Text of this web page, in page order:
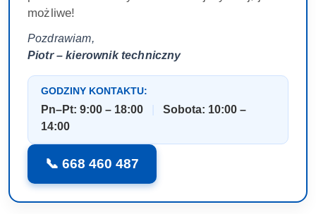
możliwe!
Pozdrawiam,
Piotr – kierownik techniczny
GODZINY KONTAKTU:
Pn–Pt: 9:00 – 18:00
Sobota: 10:00 –
14:00
📞 668 460 487